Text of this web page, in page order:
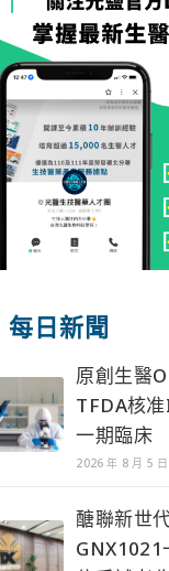
每日新聞
原創生醫
TFDA核
一期臨床
2026 年 8 月 5 日
醣聯新世
GNX1021